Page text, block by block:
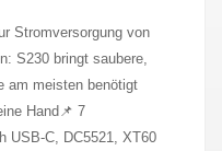
Stromversorgung von
S230 bringt saubere,
am meisten benötigt
Hand📌 7
USB-C, DC5521, XT60